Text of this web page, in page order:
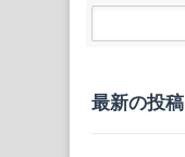
最新の投稿